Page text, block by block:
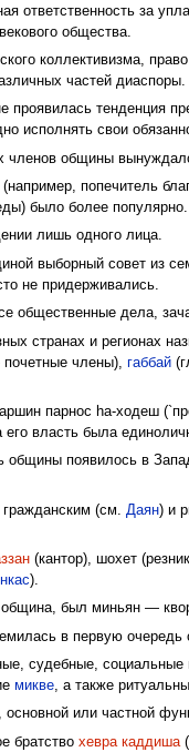
ответственность за
общества.
коллективизма,
частей диаспоры.
проявилась тенденция
исполнять свои
общины
попечитель
было более популярно.
лишь одного лица.
выборный совет из
не придерживались.
общественные дела,
странах и регионах
почетные члены),габбай
парнос hа-ходеш
власть была
общины появилось в
(см. Даян) и
(кантор), шохет
).
был миньян —
в первую
судебные,
микве, а также
основной или частной
братствохевра каддиша